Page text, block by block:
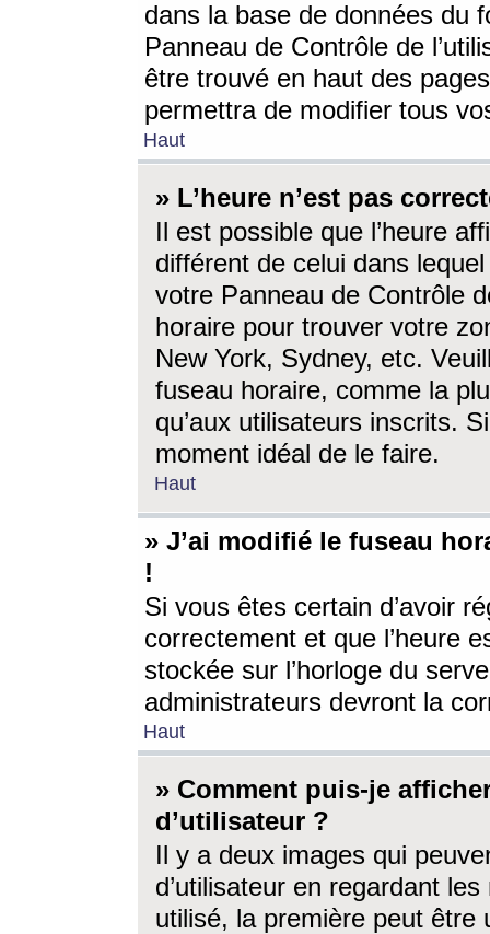
dans la base de données du
Panneau de Contrôle de
être trouvé en haut des
permettra de modifier tous
Haut
» L’heure n’est pas
Il est possible que l’heure
différent de celui dans
votre Panneau de Contrôle
horaire pour trouver votre
New York, Sydney, etc.
fuseau horaire, comme la
qu’aux utilisateurs inscrits.
moment idéal de le faire.
Haut
» J’ai modifié le fuseau
!
Si vous êtes certain d’avoir
correctement et que l’heure
stockée sur l’horloge du
administrateurs devront la
Haut
» Comment puis-je
d’utilisateur ?
Il y a deux images qui
d’utilisateur en regardant
utilisé, la première peut être